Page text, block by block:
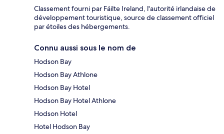
Classement fourni par Fáilte Ireland, l'autorité irlandaise de
développement touristique, source de classement officiel
par étoiles des hébergements.
Connu aussi sous le nom de
Hodson Bay
Hodson Bay Athlone
Hodson Bay Hotel
Hodson Bay Hotel Athlone
Hodson Hotel
Hotel Hodson Bay